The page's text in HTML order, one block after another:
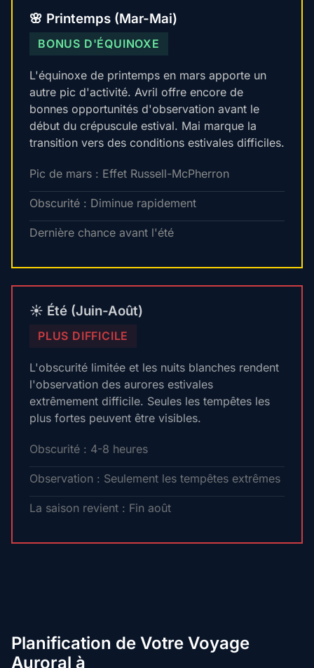
🌸 Printemps (Mar-Mai)
BONUS D'ÉQUINOXE
L'équinoxe de printemps en mars apporte un
autre pic d'activité. Avril offre encore de
bonnes opportunités d'observation avant le
début du crépuscule estival. Mai marque la
transition vers des conditions estivales difficiles.
Pic de mars : Effet Russell-McPherron
Obscurité : Diminue rapidement
Dernière chance avant l'été
☀️ Été (Juin-Août)
PLUS DIFFICILE
L'obscurité limitée et les nuits blanches rendent
l'observation des aurores estivales
extrêmement difficile. Seules les tempêtes les
plus fortes peuvent être visibles.
Obscurité : 4-8 heures
Observation : Seulement les tempêtes extrêmes
La saison revient : Fin août
Planification de Votre Voyage
Auroral à